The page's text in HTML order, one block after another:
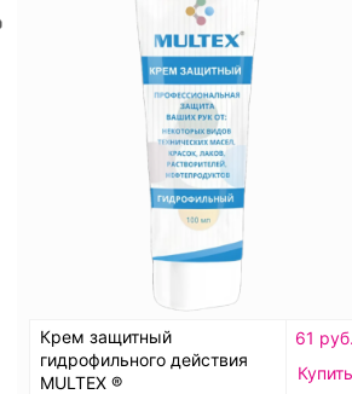
Крем защитный
гидрофильного действия
MULTEX ®
61 руб.
Купить